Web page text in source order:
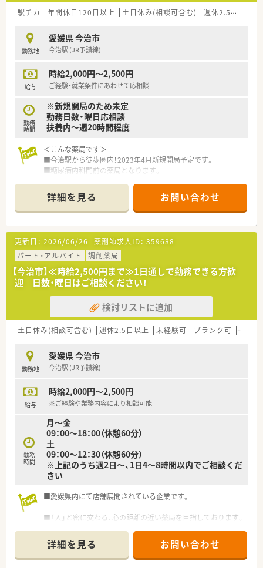
駅チカ 年間休日120日以上 土日休み(相談可含む) 週休2.5日以上
勤務地
愛媛県 今治市
今治駅 (JR予讃線)
給与
時給2,000円～2,500円
ご経験・就業条件にあわせて応相談
勤務
時間
※新規開局のため未定
勤務日数・曜日応相談
扶養内～週20時間程度
＜こんな薬局です＞
■今治駅から徒歩圏内！2023年4月新規開局予定です。
■糖尿病内科門前の薬局となります。
す。
＜業務内容＞
■調剤・監査・投薬・薬歴管理等をお願いいたします。
＜研修制度＞
■ご入社後はOJTにて配属先での実務を通じて一連の業務を習
得頂きます。
その他にも接遇研修、他店舗での研修など人材育成にも力を入
れておられます。
■愛媛県内5店舗展開の地元企業です。今治市内に他店舗もござ
います。
平均より1.1％以上となる給与水準を目指されています。
■風通しの良い職場づくりのため、定期的な社内での集まりを開
催されており、店舗間の繋がりを大切にされています。
が参加し意見交換をされています。
委員会の種類も様々で、清掃に関する委員会などもございま
■従業員同士で連絡事項をやり取りする連絡ボードを使用され
ています。
新しい従業員の方がご入社される際には、サンクスカードを作
成し連絡ボードに掲示されています。
■愛媛県「ひめボスブラッシュアップ事業」にも認定されていま
す。
事業所を公募し認定を受けることが出来る制度です。
事業で、積極的に女性活躍や働き方改革にも取り組んでおられま
す。
■薬剤師としてのご経験が長いベテランの社員さんもおられる
ので、教えていただける環境もありご経験が浅く不安な方も安心
です。
詳細を見る お問い合わせ
更新日： 2026/06/26 薬剤師求人ID： 359688
パート・アルバイト
調剤薬局
【今治市】≪時給2,500円まで≫1日通しで勤務できる方歓
迎 日数・曜日はご相談ください！
検討リストに追加
土日休み(相談可含む) 週休2.5日以上 未経験可 ブランク可 転勤
勤務地
愛媛県 今治市
今治駅 (JR予讃線)
給与
時給2,000円～2,500円
※ご経験や業務内容により相談可能
勤務
時間
月～金
09：00～18：00（休憩60分）
土
09：00～12：30（休憩60分）
※上記のうち週2日～、1日4～8時間以内でご相談くだ
さい
■愛媛県内にて店舗展開されている企業です。
■「人」と密に交わる、心の距離の近い薬局を目指しております。
詳細を見る お問い合わせ